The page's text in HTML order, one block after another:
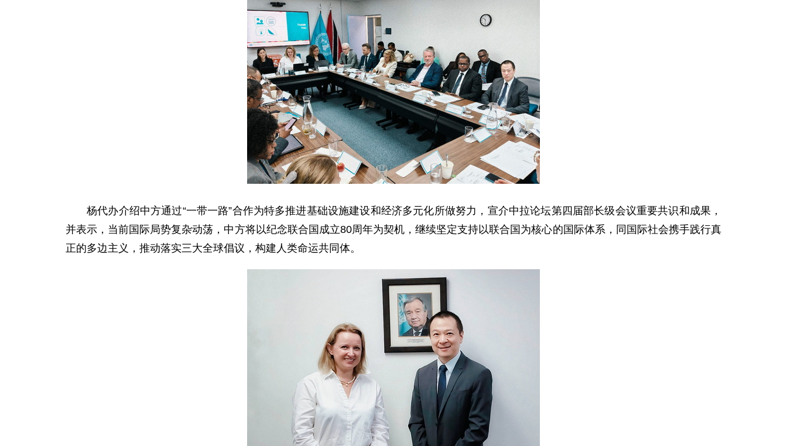
杨代办介绍中方通过“一带一路”合作为特多推进基础设施建设和经济多元化所做努力，宣介中拉论坛第四届部长级会议重要共识和成果，
并表示，当前国际局势复杂动荡，中方将以纪念联合国成立80周年为契机，继续坚定支持以联合国为核心的国际体系，同国际社会携手践行真
正的多边主义，推动落实三大全球倡议，构建人类命运共同体。